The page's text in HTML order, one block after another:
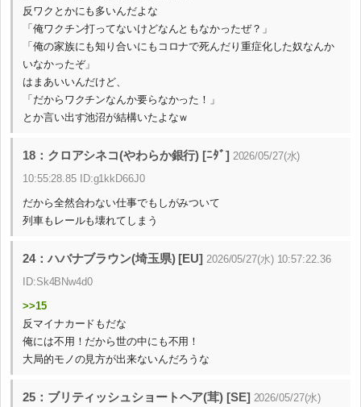
反ワクとかにも多いんだよな
「俺ワクチン打ってないけどなんともなかったぜ？」
「俺の家族にも知り合いにもコロナで死んだり重症化した奴なんか
いなかったぞ」
はまあいいんだけど、
「だからワクチンなんか要らなかった！」
とか言い出す池沼が結構いたよなｗ
18：クロアシネコ(やわらか銀行) [ﾆﾀﾞ] 2026/05/27(水)
10:55:28.85 ID:g1kkD66J0
だから全然合わない仕事でもしがみついて
列車もレールも壊れてしまう
24：ハバナブラウン(埼玉県) [EU] 2026/05/27(水) 10:57:22.36
ID:Sk4BNw4d0
>>15
反マイナカードもだな
俺には不用！だから世の中にも不用！
大局的モノの見方が出来ないんだろうな
25：ブリティッシュショートヘア(茸) [SE] 2026/05/27(水)